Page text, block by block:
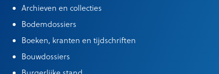
Archieven en collecties
Bodemdossiers
Boeken, kranten en tijdschriften
Bouwdossiers